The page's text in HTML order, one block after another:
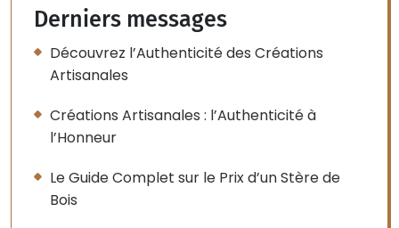
Derniers messages
Découvrez l’Authenticité des Créations
Artisanales
Créations Artisanales : l’Authenticité à
l’Honneur
Le Guide Complet sur le Prix d’un Stère de
Bois